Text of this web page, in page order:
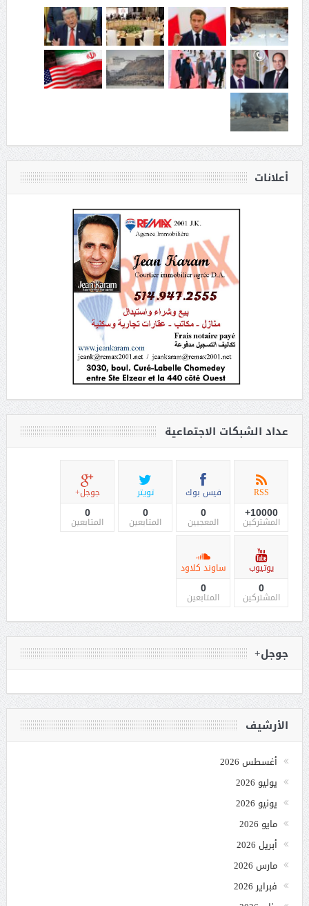
أعلانات
عداد الشبكات الاجتماعية
RSS
10000+
المشتركين
فيس بوك
0
المعجبين
تويتر
0
المتابعين
جوجل+
0
المتابعين
يوتيوب
0
المشتركين
ساوند كلاود
0
المتابعين
جوجل+
الأرشيف
أغسطس 2026
يوليو 2026
يونيو 2026
مايو 2026
أبريل 2026
مارس 2026
فبراير 2026